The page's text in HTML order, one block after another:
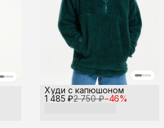
1 485 ₽2 750 ₽−46%
Худи с капюшоном